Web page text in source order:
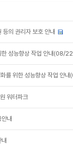
등의 권리자 보호 안내
한 성능향상 작업 안내
화를 위한 성능향상 작업
워터파크
내